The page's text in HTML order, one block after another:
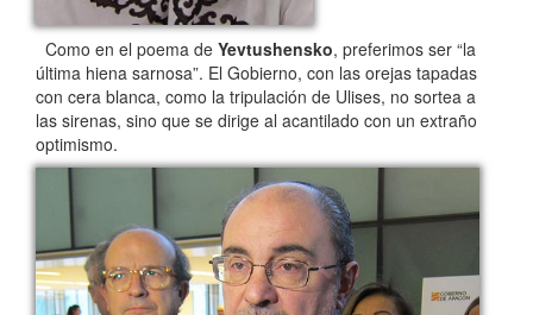
Como en el poema de Yevtushensko, preferimos ser “la
última hiena sarnosa”. El Gobierno, con las orejas tapadas
con cera blanca, como la tripulación de Ulises, no sortea a
las sirenas, sino que se dirige al acantilado con un extraño
optimismo.